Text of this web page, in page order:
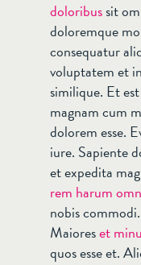
doloribussit
doloremque
consequatur
voluptatem et
similique. Et
magnam cum
dolorem esse.
iure. Sapiente
et expedita
rem harum
nobis
Maioreset
quos esse et.